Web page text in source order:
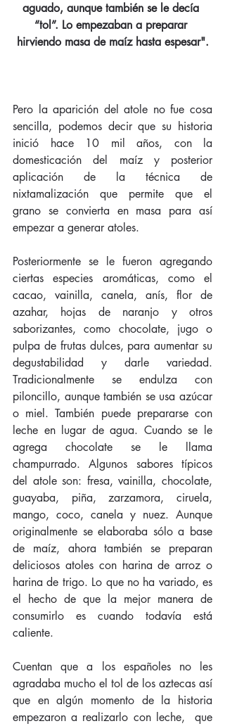
aguado, aunque también se le decía
“tol”. Lo empezaban a preparar
hirviendo masa de maíz hasta espesar".
Pero la aparición del atole no fue cosa
sencilla, podemos decir que su historia
inició hace 10 mil años, con la
domesticación del maíz y posterior
aplicación de la técnica de
nixtamalización que permite que el
grano se convierta en masa para así
empezar a generar atoles.
Posteriormente se le fueron agregando
ciertas especies aromáticas, como el
cacao, vainilla, canela, anís, flor de
azahar, hojas de naranjo y otros
saborizantes, como chocolate, jugo o
pulpa de frutas dulces, para aumentar su
degustabilidad y darle variedad.
Tradicionalmente se endulza con
piloncillo, aunque también se usa azúcar
o miel. También puede prepararse con
leche en lugar de agua. Cuando se le
agrega chocolate se le llama
champurrado. Algunos sabores típicos
del atole son: fresa, vainilla, chocolate,
guayaba, piña, zarzamora, ciruela,
mango, coco, canela y nuez. Aunque
originalmente se elaboraba sólo a base
de maíz, ahora también se preparan
deliciosos atoles con harina de arroz o
harina de trigo. Lo que no ha variado, es
el hecho de que la mejor manera de
consumirlo es cuando todavía está
caliente.
Cuentan que a los españoles no les
agradaba mucho el tol de los aztecas así
que en algún momento de la historia
empezaron a realizarlo con leche,  que